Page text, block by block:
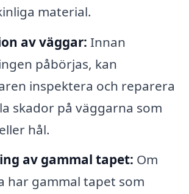
material.
av väggar: Innan
påbörjas, kan
inspektera och reparera
skador på väggarna som
hål.
av gammal tapet: Om
har gammal tapet som